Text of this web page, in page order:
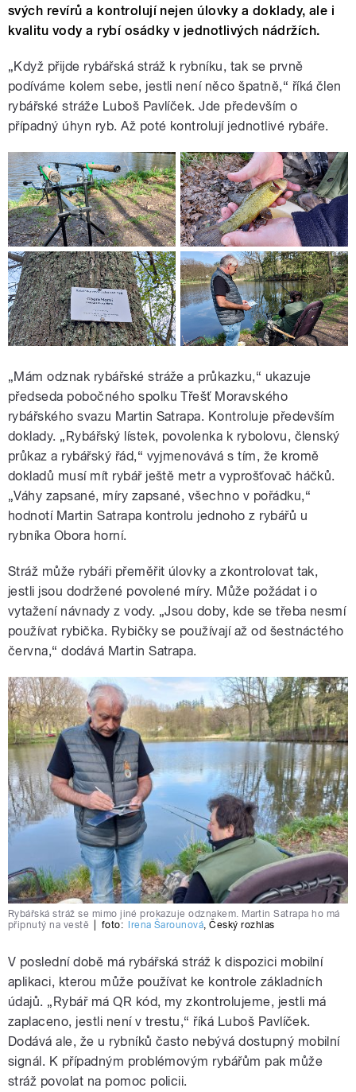
svých revírů a kontrolují nejen úlovky a doklady, ale i
kvalitu vody a rybí osádky v jednotlivých nádržích.
„Když přijde rybářská stráž k rybníku, tak se prvně
podíváme kolem sebe, jestli není něco špatně,“ říká člen
rybářské stráže Luboš Pavlíček. Jde především o
případný úhyn ryb. Až poté kontrolují jednotlivé rybáře.
„Mám odznak rybářské stráže a průkazku,“ ukazuje
předseda pobočného spolku Třešť Moravského
rybářského svazu Martin Satrapa. Kontroluje především
doklady. „Rybářský lístek, povolenka k rybolovu, členský
průkaz a rybářský řád,“ vyjmenovává s tím, že kromě
dokladů musí mít rybář ještě metr a vyprošťovač háčků.
„Váhy zapsané, míry zapsané, všechno v pořádku,“
hodnotí Martin Satrapa kontrolu jednoho z rybářů u
rybníka Obora horní.
Stráž může rybáři přeměřit úlovky a zkontrolovat tak,
jestli jsou dodržené povolené míry. Může požádat i o
vytažení návnady z vody. „Jsou doby, kde se třeba nesmí
používat rybička. Rybičky se používají až od šestnáctého
června,“ dodává Martin Satrapa.
Rybářská stráž se mimo jiné prokazuje odznakem. Martin Satrapa ho má
připnutý na vestě
foto: Irena Šarounová,Český rozhlas
V poslední době má rybářská stráž k dispozici mobilní
aplikaci, kterou může používat ke kontrole základních
údajů. „Rybář má QR kód, my zkontrolujeme, jestli má
zaplaceno, jestli není v trestu,“ říká Luboš Pavlíček.
Dodává ale, že u rybníků často nebývá dostupný mobilní
signál. K případným problémovým rybářům pak může
stráž povolat na pomoc policii.